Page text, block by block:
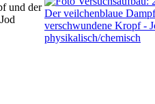
und der